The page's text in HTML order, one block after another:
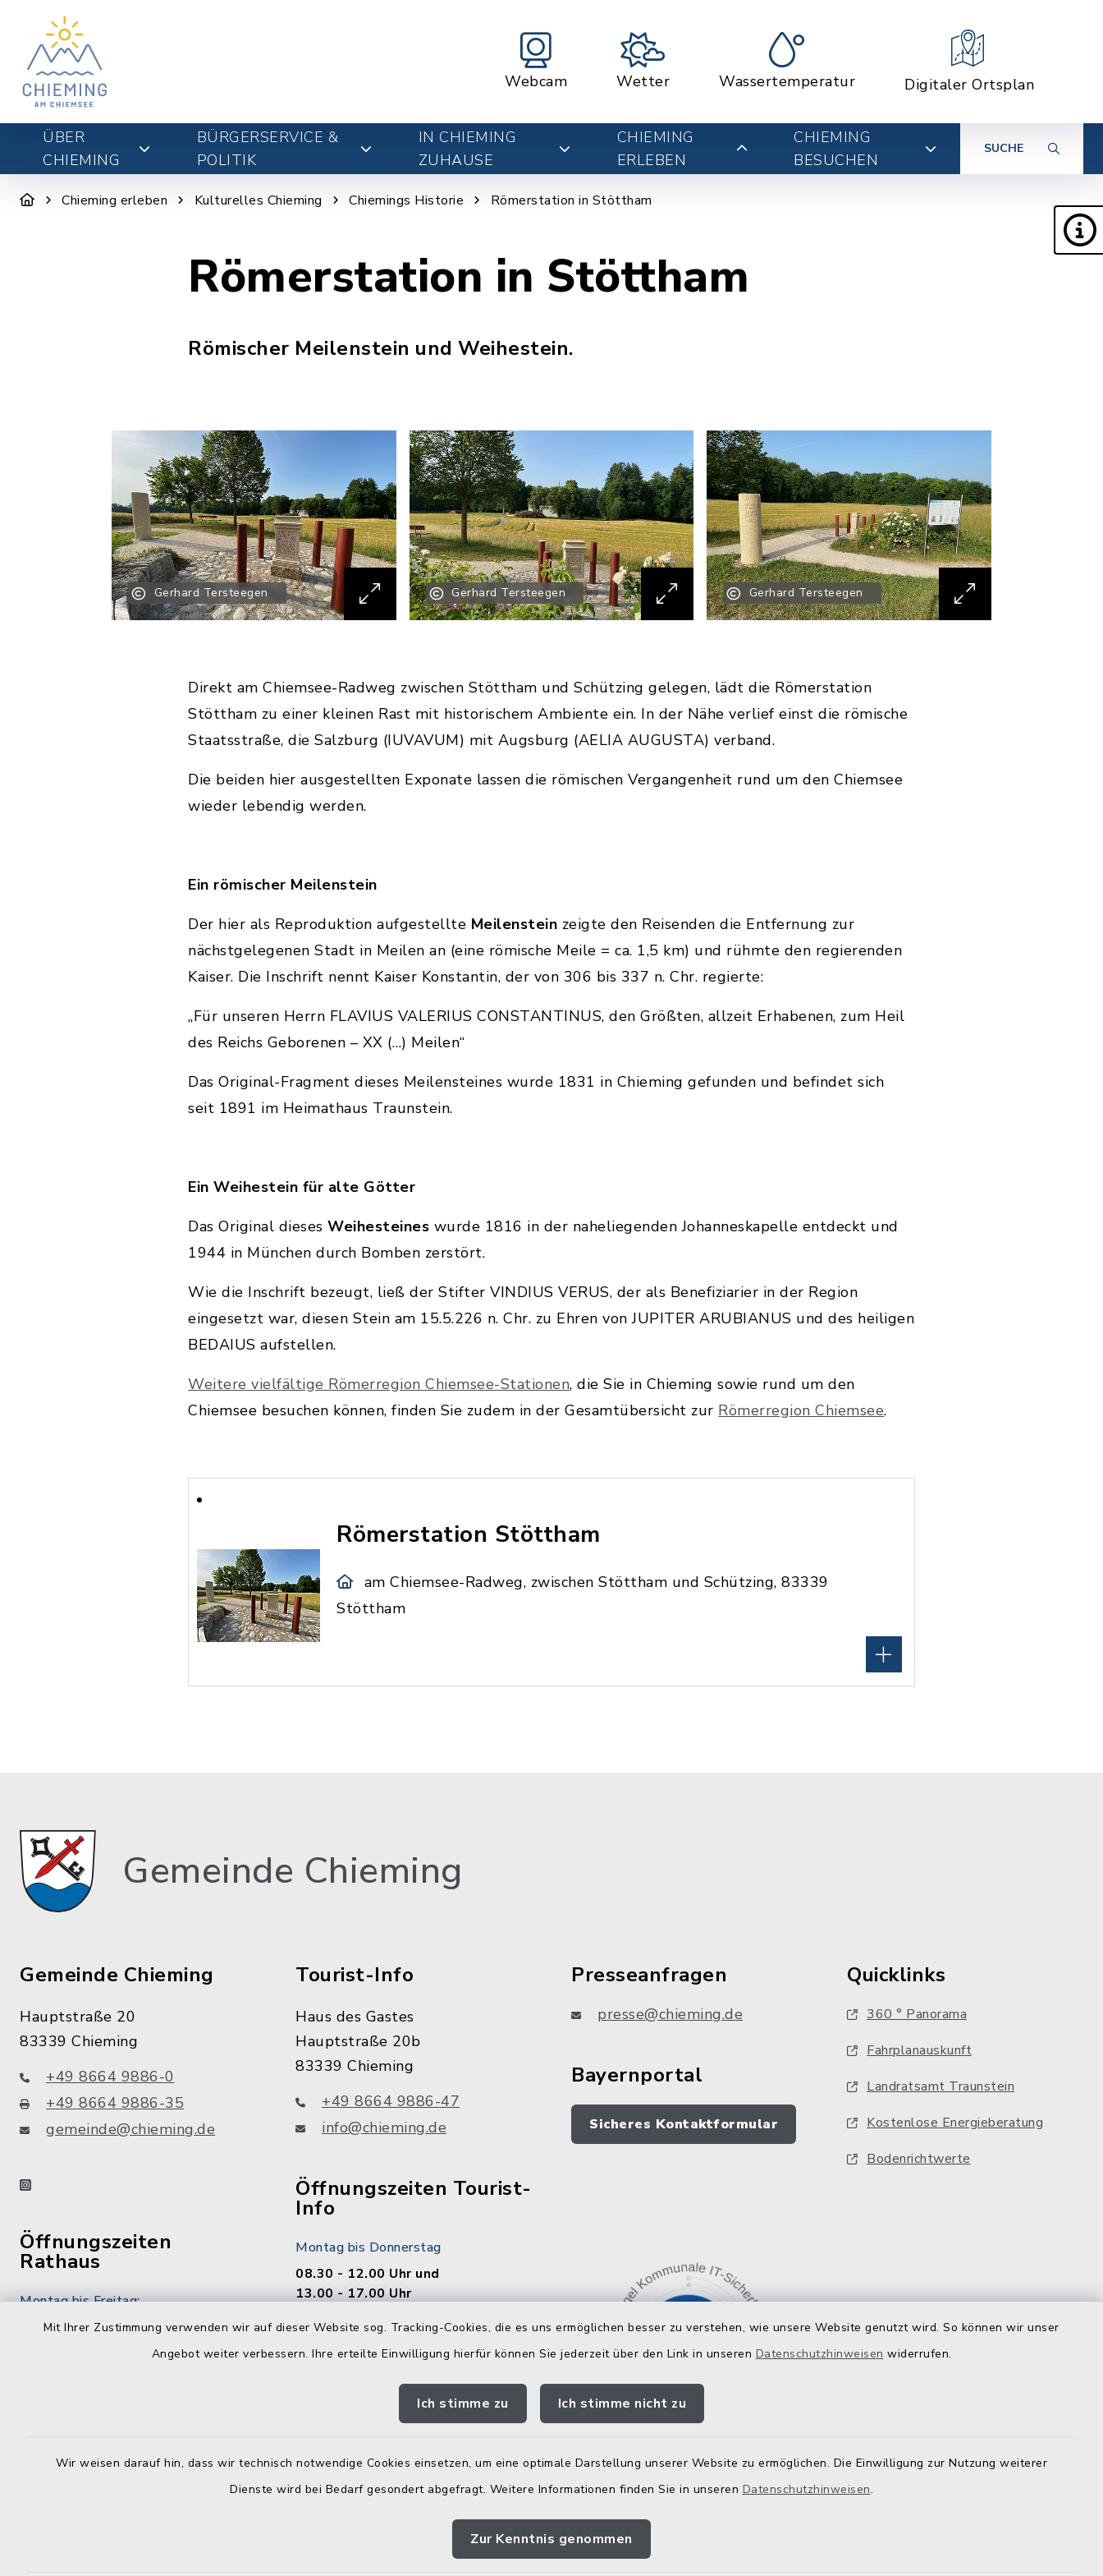
Mit Ihrer Zustimmung verwenden wir auf dieser Website sog. Tracking-Cookies, die es uns ermöglichen besser zu verstehen, wie unsere Website genutzt wird. So können wir unser
Angebot weiter verbessern. Ihre erteilte Einwilligung hierfür können Sie jederzeit über den Link in unseren Datenschutzhinweisen widerrufen.
Ich stimme zu Ich stimme nicht zu
Wir weisen darauf hin, dass wir technisch notwendige Cookies einsetzen, um eine optimale Darstellung unserer Website zu ermöglichen. Die Einwilligung zur Nutzung weiterer
Dienste wird bei Bedarf gesondert abgefragt. Weitere Informationen finden Sie in unseren Datenschutzhinweisen.
Zur Kenntnis genommen
Webcam Wetter Wassertemperatur Digitaler Ortsplan
ÜBER
CHIEMING
BÜRGERSERVICE &
POLITIK
IN CHIEMING
ZUHAUSE
CHIEMING
ERLEBEN
CHIEMING
BESUCHEN
SUCHE
Chieming erleben Kulturelles Chieming Chiemings Historie Römerstation in Stöttham
Römerstation in Stöttham
Römischer Meilenstein und Weihestein.
Gerhard Tersteegen Gerhard Tersteegen Gerhard Tersteegen
Direkt am Chiemsee-Radweg zwischen Stöttham und Schützing gelegen, lädt die Römerstation
Stöttham zu einer kleinen Rast mit historischem Ambiente ein. In der Nähe verlief einst die römische
Staatsstraße, die Salzburg (IUVAVUM) mit Augsburg (AELIA AUGUSTA) verband.
Die beiden hier ausgestellten Exponate lassen die römischen Vergangenheit rund um den Chiemsee
wieder lebendig werden.
Ein römischer Meilenstein
Der hier als Reproduktion aufgestellte Meilenstein zeigte den Reisenden die Entfernung zur
nächstgelegenen Stadt in Meilen an (eine römische Meile = ca. 1,5 km) und rühmte den regierenden
Kaiser. Die Inschrift nennt Kaiser Konstantin, der von 306 bis 337 n. Chr. regierte:
„Für unseren Herrn FLAVIUS VALERIUS CONSTANTINUS, den Größten, allzeit Erhabenen, zum Heil
des Reichs Geborenen – XX (…) Meilen“
Das Original-Fragment dieses Meilensteines wurde 1831 in Chieming gefunden und befindet sich
seit 1891 im Heimathaus Traunstein.
Ein Weihestein für alte Götter
Das Original diesesWeihesteines wurde 1816 in der naheliegenden Johanneskapelle entdeckt und
1944 in München durch Bomben zerstört.
Wie die Inschrift bezeugt, ließ der Stifter VINDIUS VERUS, der als Benefiziarier in der Region
eingesetzt war, diesen Stein am 15.5.226 n. Chr. zu Ehren von JUPITER ARUBIANUS und des heiligen
BEDAIUS aufstellen.
Weitere vielfältige Römerregion Chiemsee-Stationen, die Sie in Chieming sowie rund um den
Chiemsee besuchen können, finden Sie zudem in der Gesamtübersicht zur Römerregion Chiemsee.
Römerstation Stöttham
am Chiemsee-Radweg, zwischen Stöttham und Schützing, 83339
Stöttham
Gemeinde Chieming
Gemeinde Chieming
Hauptstraße 20
83339 Chieming
+49 8664 9886-0
+49 8664 9886-35
gemeinde@chieming.de
instagram
Öffnungszeiten
Rathaus
Montag bis Freitag:
8.00 - 12.00 Uhr
13.00 - 17.30 Uhr
Tourist-Info
Haus des Gastes
Hauptstraße 20b
83339 Chieming
+49 8664 9886-47
info@chieming.de
Öffnungszeiten Tourist-
Info
Montag bis Donnerstag
08.30 - 12.00 Uhr und
13.00 - 17.00 Uhr
Freitag
08.30 - 12.00 Uhr und
Sonn- und Feiertag
Presseanfragen
presse@chieming.de
Bayernportal
Sicheres Kontaktformular
Quicklinks
360 ° Panorama
Fahrplanauskunft
Landratsamt Traunstein
Kostenlose Energieberatung
Bodenrichtwerte